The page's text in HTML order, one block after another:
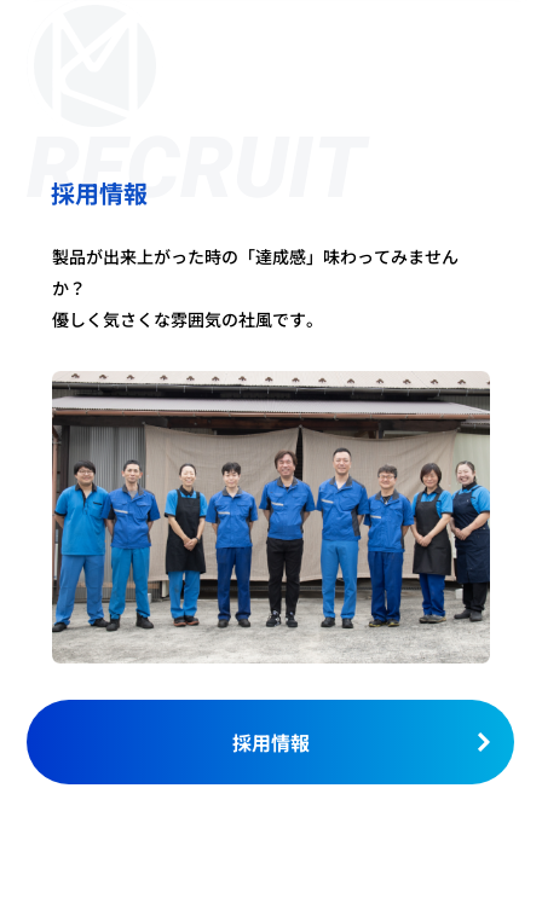
RECRUIT
採用情報
製品が出来上がった時の「達成感」味わってみません
か？
優しく気さくな雰囲気の社風です。
採用情報